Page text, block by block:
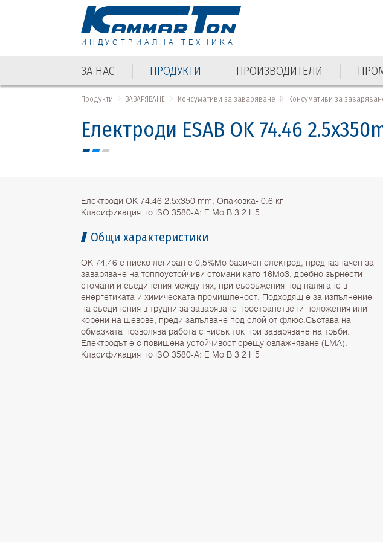
ИНДУСТРИАЛНА ТЕХНИКА
ЗА НАС ПРОДУКТИ ПРОИЗВОДИТЕЛИ
ЗА НАС ПРОДУКТИ
Продукти ЗАВАРЯВАНЕ Консумативи за заваряване Консумативи за
Електроди ESAB OK 74.46
Електроди OK 74.46 2.5x350 mm, Опаковка- 0.6 кг
Класификация по ISO 3580-A: E Mo B 3 2 H5
Общи характеристики
OK 74.46 е ниско легиран с 0,5%Mo базичен електрод, предназначен за
заваряване на топлоустойчиви стомани като 16Mo3, дребно зърнести
стомани и съединения между тях, при съоръжения под налягане в
енергетиката и химическата промишленост. Подходящ е за изпълнение
на съединения в трудни за заваряване пространствени положения или
корени на шевове, преди запълване под слой от флюс.Състава на
обмазката позволява работа с нисък ток при заваряване на тръби.
Електродът е с повишена устойчивост срещу овлажняване (LMA).
Класификация по ISO 3580-A: E Mo B 3 2 H5